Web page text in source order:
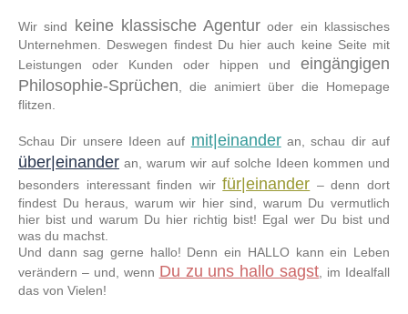
Wir sind keine klassische Agentur oder ein klassisches
Unternehmen. Deswegen findest Du hier auch keine Seite mit
Leistungen oder Kunden oder hippen und eingängigen
Philosophie-Sprüchen , die animiert über die Homepage
flitzen.
Schau Dir unsere Ideen auf mit|einanderan, schau dir auf
über|einander an, warum wir auf solche Ideen kommen und
besonders interessant finden wirfür|einander – denn dort
findest Du heraus, warum wir hier sind, warum Du vermutlich
hier bist und warum Du hier richtig bist! Egal wer Du bist und
was du machst.
Und dann sag gerne hallo! Denn ein HALLO kann ein Leben
verändern – und, wenn Du zu uns hallo sagst , im Idealfall
das von Vielen!